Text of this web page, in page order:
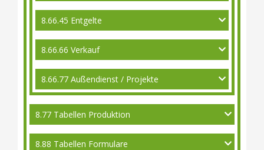
8.66.45 Entgelte
8.66.66 Verkauf
8.66.77 Außendienst / Projekte
8.77 Tabellen Produktion
8.88 Tabellen Formulare